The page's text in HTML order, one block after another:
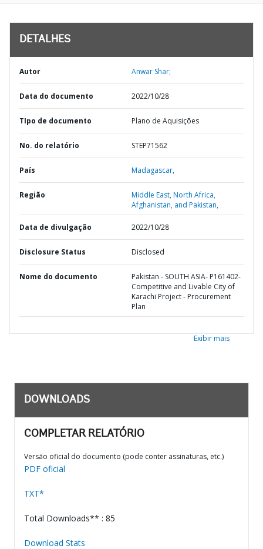
DETALHES
Autor Anwar Shar;
Data do documento 2022/10/28
TIpo de documento Plano de Aquisições
No. do relatório STEP71562
País Madagascar,
Região
Middle East, North Africa,
Afghanistan, and Pakistan,
Data de divulgação 2022/10/28
Disclosure Status Disclosed
Nome do documento
Pakistan - SOUTH ASIA- P161402-
Competitive and Livable City of
Karachi Project - Procurement
Plan
Exibir mais
DOWNLOADS
COMPLETAR RELATÓRIO
Versão oficial do documento (pode conter assinaturas, etc.)
PDF oficial
TXT*
Total Downloads** : 85
Download Stats